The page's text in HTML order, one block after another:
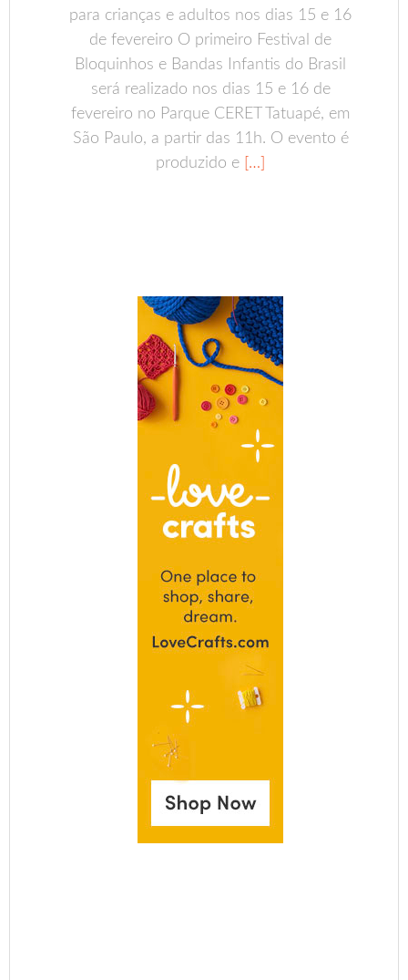
para crianças e adultos nos dias 15 e 16
de fevereiro O primeiro Festival de
Bloquinhos e Bandas Infantis do Brasil
será realizado nos dias 15 e 16 de
fevereiro no Parque CERET Tatuapé, em
São Paulo, a partir das 11h. O evento é
produzido e […]